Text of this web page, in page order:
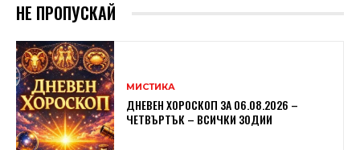
НЕ ПРОПУСКАЙ
МИСТИКА
ДНЕВЕН ХОРОСКОП ЗА 06.08.2026 –
ЧЕТВЪРТЪК – ВСИЧКИ ЗОДИИ